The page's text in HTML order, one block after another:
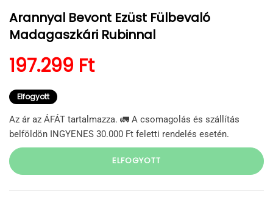
Arannyal Bevont Ezüst Fülbevaló
Madagaszkári Rubinnal
Normál ár
197.299 Ft
Elfogyott
Az ár az ÁFÁT tartalmazza. 🚛 A csomagolás és szállítás
belföldön INGYENES 30.000 Ft feletti rendelés esetén.
ELFOGYOTT